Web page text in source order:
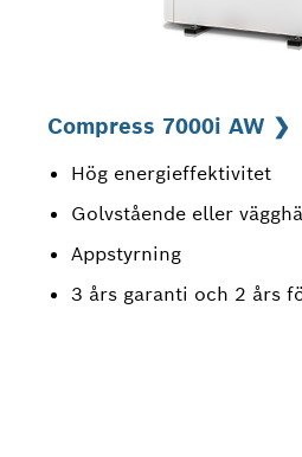
Compress 7000i AW ❯
Hög energieffektivitet
Golvstående eller
Appstyrning
3 års garanti och 2 års